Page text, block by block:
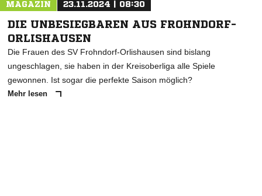
MAGAZIN 23.11.2024 | 08:30
DIE UNBESIEGBAREN AUS FROHNDORF-
ORLISHAUSEN
Die Frauen des SV Frohndorf-Orlishausen sind bislang
ungeschlagen, sie haben in der Kreisoberliga alle Spiele
gewonnen. Ist sogar die perfekte Saison möglich?
Mehr lesen